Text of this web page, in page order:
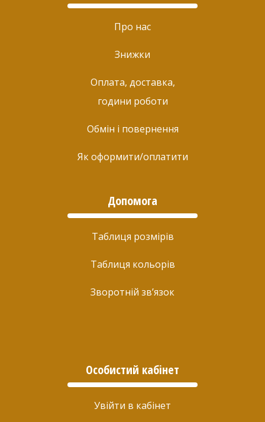
Про нас
Знижки
Оплата, доставка,
години роботи
Обмін і повернення
Як оформити/оплатити
Допомога
Таблиця розмірів
Таблиця кольорів
Зворотній зв’язок
Особистий кабінет
Увійти в кабінет